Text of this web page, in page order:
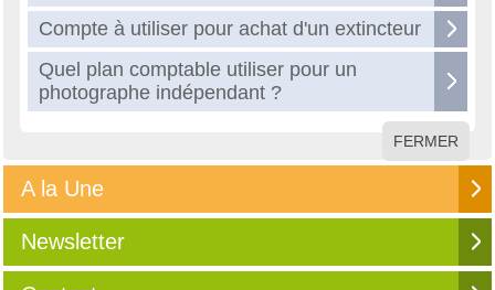
Compte à utiliser pour achat d'un extincteur
Quel plan comptable utiliser pour un
photographe indépendant ?
FERMER
A la Une
Newsletter